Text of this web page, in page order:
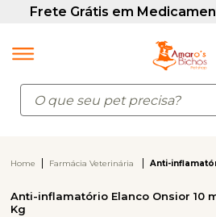
Home Farmácia Veterinária Anti-
Anti-inflamatório Elanco Onsior 10
Kg